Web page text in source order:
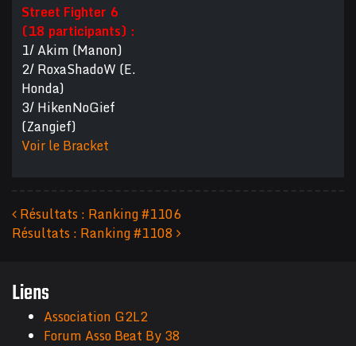
Street Fighter 6
(18 participants) :
1/ Akim (Manon)
2/ RoxaShadoW (E.
Honda)
3/ HikenNoGief
(Zangief)
Voir le Bracket
Navigation des articles
Résultats : Ranking #1106
Résultats : Ranking #1108
Liens
Association G2L2
Forum Asso Beat By 38